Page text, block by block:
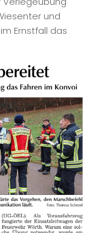
und
Ernstfall das